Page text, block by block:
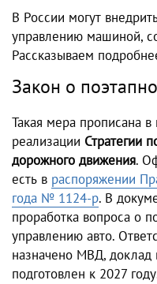
В России могут
управлению машиной,
Рассказываем
Закон о
Такая мера прописана
реализации Стратегии
дорожного движения.
есть в распоряжении
года № 1124-р. В
проработка вопроса о
управлению авто.
назначено МВД, доклад
подготовлен к 2027